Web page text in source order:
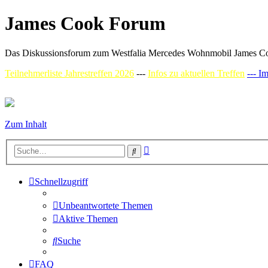
James Cook Forum
Das Diskussionsforum zum Westfalia Mercedes Wohnmobil James
Teilnehmerliste Jahrestreffen 2026 --- Infos zu aktuellen Treffen ---
Zum Inhalt
Suche
Schnellzugriff
Unbeantwortete Themen
Aktive Themen
Suche
FAQ